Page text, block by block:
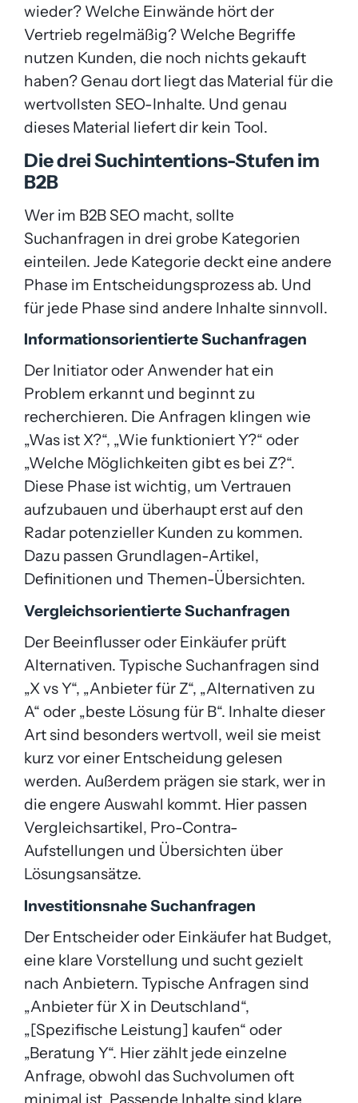
wieder? Welche Einwände hört der
Vertrieb regelmäßig? Welche Begriffe
nutzen Kunden, die noch nichts gekauft
haben? Genau dort liegt das Material für die
wertvollsten SEO-Inhalte. Und genau
dieses Material liefert dir kein Tool.
Die drei Suchintentions-Stufen im
B2B
Wer im B2B SEO macht, sollte
Suchanfragen in drei grobe Kategorien
einteilen. Jede Kategorie deckt eine andere
Phase im Entscheidungsprozess ab. Und
für jede Phase sind andere Inhalte sinnvoll.
Informationsorientierte Suchanfragen
Der Initiator oder Anwender hat ein
Problem erkannt und beginnt zu
recherchieren. Die Anfragen klingen wie
„Was ist X?“, „Wie funktioniert Y?“ oder
„Welche Möglichkeiten gibt es bei Z?“.
Diese Phase ist wichtig, um Vertrauen
aufzubauen und überhaupt erst auf den
Radar potenzieller Kunden zu kommen.
Dazu passen Grundlagen-Artikel,
Definitionen und Themen-Übersichten.
Vergleichsorientierte Suchanfragen
Der Beeinflusser oder Einkäufer prüft
Alternativen. Typische Suchanfragen sind
„X vs Y“, „Anbieter für Z“, „Alternativen zu
A“ oder „beste Lösung für B“. Inhalte dieser
Art sind besonders wertvoll, weil sie meist
kurz vor einer Entscheidung gelesen
werden. Außerdem prägen sie stark, wer in
die engere Auswahl kommt. Hier passen
Vergleichsartikel, Pro-Contra-
Aufstellungen und Übersichten über
Lösungsansätze.
Investitionsnahe Suchanfragen
Der Entscheider oder Einkäufer hat Budget,
eine klare Vorstellung und sucht gezielt
nach Anbietern. Typische Anfragen sind
„Anbieter für X in Deutschland“,
„[Spezifische Leistung] kaufen“ oder
„Beratung Y“. Hier zählt jede einzelne
Anfrage, obwohl das Suchvolumen oft
minimal ist. Passende Inhalte sind klare